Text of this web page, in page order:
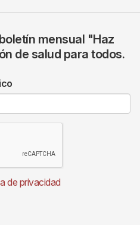
mensual "Haz
de salud para todos.
de privacidad